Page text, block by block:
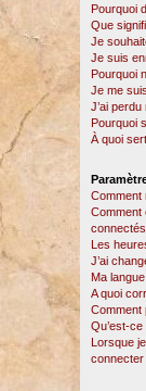
Pourquoi
Que
Je
Je suis
Pourquoi
Je me
J’ai
Pourquoi
À quoi
Comment
Comment
Les
J’ai
Ma
A quoi
Comment
Qu’est-
Lorsque
connecter